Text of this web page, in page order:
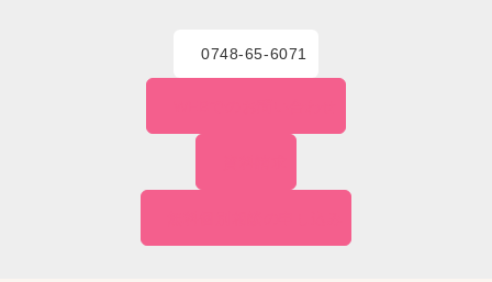
0748-65-6071